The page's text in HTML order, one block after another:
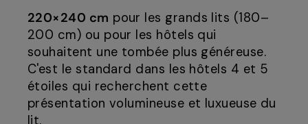
220×240 cm pour les grands lits (180–
200 cm) ou pour les hôtels qui
souhaitent une tombée plus généreuse.
C'est le standard dans les hôtels 4 et 5
étoiles qui recherchent cette
présentation volumineuse et luxueuse du
lit.